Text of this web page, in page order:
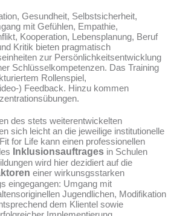
Gesundheit, Selbstsicherheit,
mit Gefühlen, Empathie,
Kooperation, Lebensplanung, Beruf
Kritik bieten pragmatisch
zur Persönlichkeitsentwicklung
Schlüsselkompetenzen. Das Training
Rollenspiel,
) Feedback. Hinzu kommen
des stets weiterentwickelten
sich leicht an die jeweilige institutionelle
for Life kann einen professionellen
Inklusionsauftrages in Schulen
wird hier dezidiert auf die
einer wirkunsgsstarken
eingegangen: Umgang mit
Jugendlichen, Modifikation
dem Klientel sowie